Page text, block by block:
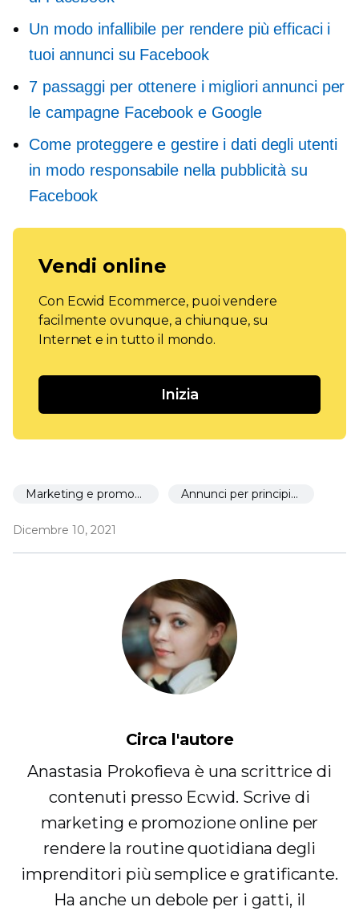
Un modo infallibile per rendere più efficaci i
tuoi annunci su Facebook
7 passaggi per ottenere i migliori annunci per
le campagne Facebook e Google
Come proteggere e gestire i dati degli utenti
in modo responsabile nella pubblicità su
Facebook
Vendi online
Con Ecwid Ecommerce, puoi vendere
facilmente ovunque, a chiunque, su
Internet e in tutto il mondo.
Inizia
Marketing e promozione Annunci per principianti
Dicembre 10, 2021
Circa l'autore
Anastasia Prokofieva è una scrittrice di
contenuti presso Ecwid. Scrive di
marketing e promozione online per
rendere la routine quotidiana degli
imprenditori più semplice e gratificante.
Ha anche un debole per i gatti, il